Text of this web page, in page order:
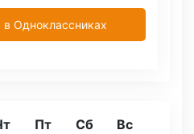
в Одноклассниках
Пт Сб Вс